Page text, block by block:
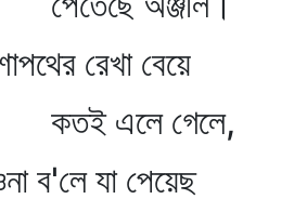
রেখা বেয়ে
এলে গেলে,
ব'লে যা পেয়েছ